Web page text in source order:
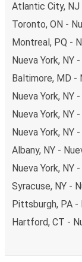
Atlantic City, NJ
Toronto, ON -
Montreal, PQ -
Nueva York, NY
Baltimore, MD -
Nueva York, NY
Nueva York, NY
Nueva York, NY
Albany, NY -
Nueva York, NY
Syracuse, NY -
Pittsburgh, PA -
Hartford, CT -